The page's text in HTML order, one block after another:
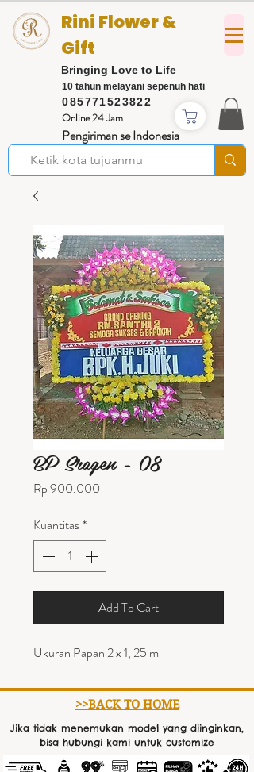
085771523822
Rini Flower &
Gift
Bringing Love to Life
Online 24 Jam
Pengiriman se Indonesia
10 tahun melayani sepenuh hati
BP Sragen - 08
Rp 900.000
Kuantitas*
Add To Cart
Ukuran Papan 2 x 1, 25 m
>>BACK TO HOME
Jika tidak menemukan model yang diinginkan,
bisa hubungi kami untuk customize